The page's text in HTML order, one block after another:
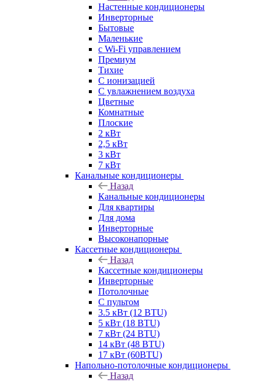
Настенные кондиционеры
Инверторные
Бытовые
Маленькие
с Wi-Fi управлением
Премиум
Тихие
С ионизацией
С увлажнением воздуха
Цветные
Комнатные
Плоские
2 кВт
2,5 кВт
3 кВт
7 кВт
Канальные кондиционеры
Назад
Канальные кондиционеры
Для квартиры
Для дома
Инверторные
Высоконапорные
Кассетные кондиционеры
Назад
Кассетные кондиционеры
Инверторные
Потолочные
С пультом
3.5 кВт (12 BTU)
5 кВт (18 BTU)
7 кВт (24 BTU)
14 кВт (48 BTU)
17 кВт (60BTU)
Напольно-потолочные кондиционеры
Назад